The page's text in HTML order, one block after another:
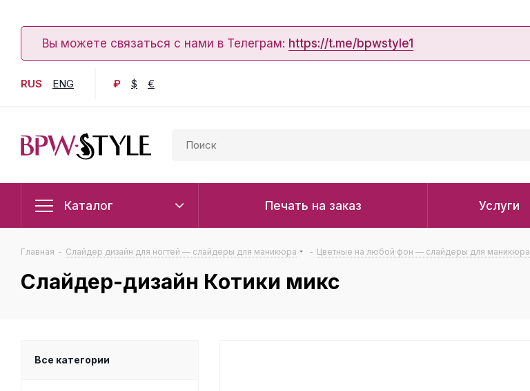
Вы можете связаться с нами в Телеграм: https://t.me/bpwstyle1
RUS ENG ₽ $ €
Каталог Печать на заказ Услуги
Главная - Слайдер дизайн для ногтей — слайдеры для маникюра - Цветные на любой фон — слайдеры для маникюра
Слайдер-дизайн Котики микс
Все категории